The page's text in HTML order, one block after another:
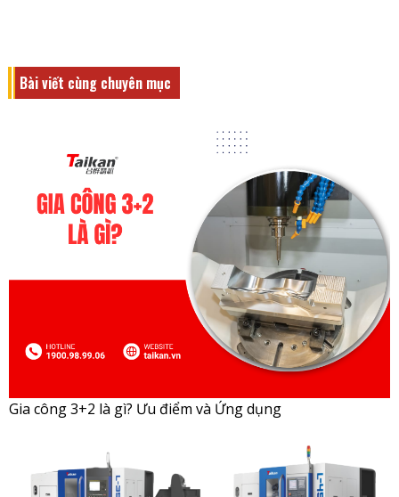
Bài viết cùng chuyên mục
Gia công 3+2 là gì? Ưu điểm và Ứng dụng